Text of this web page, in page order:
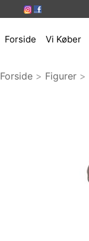
Forside Vi Køber
Forside > Figurer >